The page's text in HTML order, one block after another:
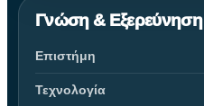
Γνώση & Εξερεύνηση
Επιστήμη
Τεχνολογία